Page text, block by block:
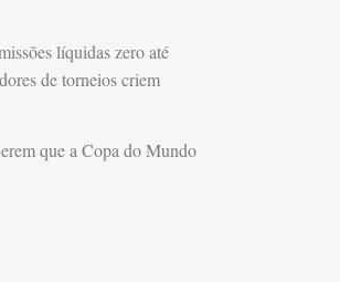
líquidas zero até
de torneios criem
que a Copa do Mundo